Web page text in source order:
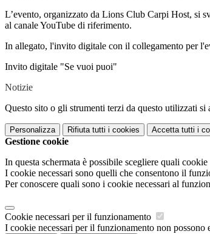
L’evento, organizzato da Lions Club Carpi Host, si
al canale YouTube di riferimento.
In allegato, l'invito digitale con il collegamento per
Invito digitale "Se vuoi puoi"
Notizie
Questo sito o gli strumenti terzi da questo utilizzati
Personalizza Rifiuta tutti i cookies Accetta tutti i
Gestione cookie
In questa schermata è possibile scegliere quali cookie
I cookie necessari sono quelli che consentono il
Per conoscere quali sono i cookie necessari al
Cookie necessari per il funzionamento
I cookie necessari per il funzionamento non